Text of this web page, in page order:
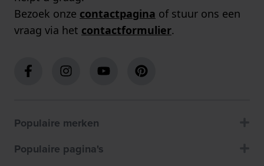
Bezoek onze contactpagina of stuur ons een
vraag via het contactformulier.
Populaire merken
Populaire pagina's